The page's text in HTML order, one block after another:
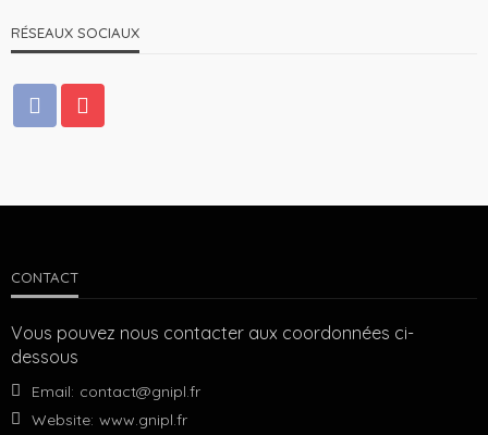
RÉSEAUX SOCIAUX
CONTACT
Vous pouvez nous contacter aux coordonnées ci-
dessous
Email: contact@gnipl.fr
Website: www.gnipl.fr